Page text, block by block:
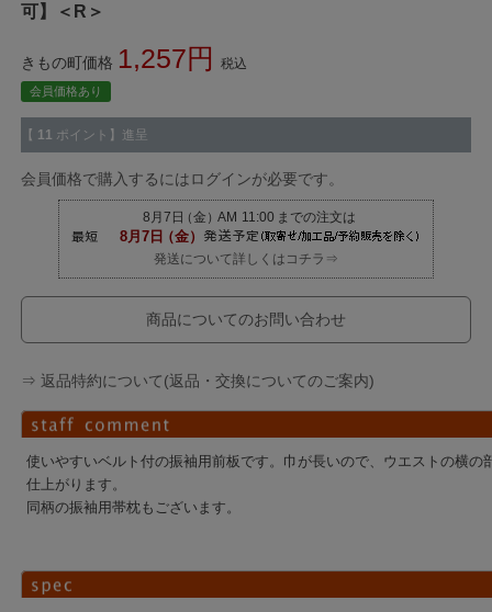
可】＜R＞
きもの町価格 1,257 税込
会員価格あり
【 11 ポイント】進呈
会員価格で購入するにはログインが必要です。
発送について詳しくはコチラ⇒
商品についてのお問い合わせ
⇒ 返品特約について(返品・交換についてのご案内)
使いやすいベルト付の振袖用前板です。巾が長いので、ウエストの横の
仕上がります。
同柄の振袖用帯枕もございます。